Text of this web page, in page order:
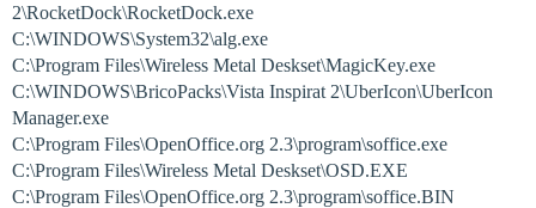
2\RocketDock\RocketDock.exe
C:\WINDOWS\System32\alg.exe
C:\Program Files\Wireless Metal Deskset\MagicKey.exe
C:\WINDOWS\BricoPacks\Vista Inspirat 2\UberIcon\UberIcon
Manager.exe
C:\Program Files\OpenOffice.org 2.3\program\soffice.exe
C:\Program Files\Wireless Metal Deskset\OSD.EXE
C:\Program Files\OpenOffice.org 2.3\program\soffice.BIN